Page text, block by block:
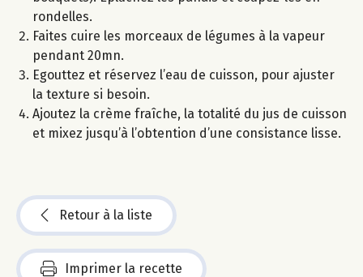
rondelles.
Faites cuire les morceaux de légumes à la vapeur
pendant 20mn.
Egouttez et réservez l’eau de cuisson, pour ajuster
la texture si besoin.
Ajoutez la crème fraîche, la totalité du jus de cuisson
et mixez jusqu’à l’obtention d’une consistance lisse.
Retour à la liste
Imprimer la recette